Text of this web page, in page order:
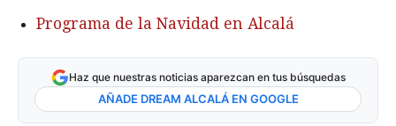
Programa de la Navidad en Alcalá
Haz que nuestras noticias aparezcan en tus búsquedas
AÑADE DREAM ALCALÁ EN GOOGLE